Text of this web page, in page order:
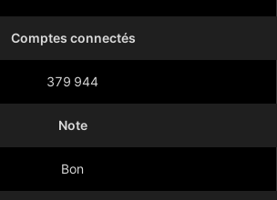
Comptes connectés
379 944
Note
Bon